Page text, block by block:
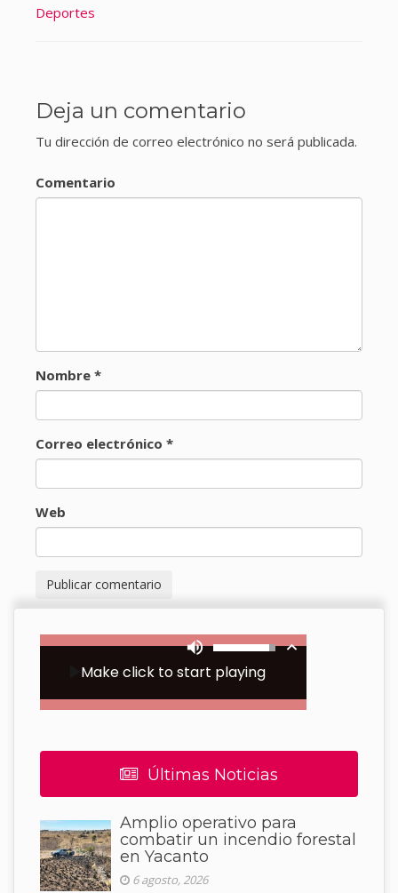
Deportes
Deja un comentario
Tu dirección de correo electrónico no será publicada.
Comentario
Nombre *
Correo electrónico *
Web
Últimas Noticias
Amplio operativo para
combatir un incendio forestal
en Yacanto
6 agosto, 2026